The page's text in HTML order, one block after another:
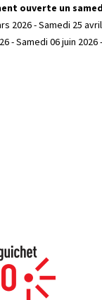
ouverte un
2026 - Samedi 25
- Samedi 06 juin 2026